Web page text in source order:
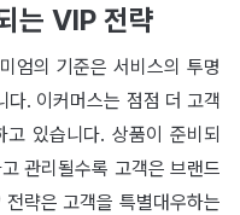
는 VIP 전략
엄의 기준은 서비스의 투명
. 이커머스는 점점 더 고객
있습니다. 상품이 준비되
관리될수록 고객은 브랜드
략은 고객을 특별대우하는